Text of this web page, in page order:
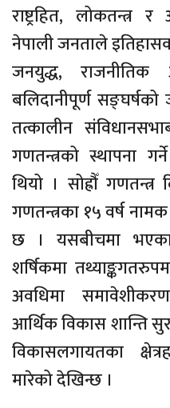
राष्ट्रहित, लोकतन्त्र
नेपाली जनताले
जनयुद्ध,
बलिदानीपूर्ण
तत्कालीन
गणतन्त्रको स्थापना
थियो । सोह्रौँ
गणतन्त्रका १५ वर्ष
छ । यसबीचमा भएका
शर्षिकमा
अवधिमा
आर्थिक विकास शान्ति
विकासलगायतका
मारेको देखिन्छ ।